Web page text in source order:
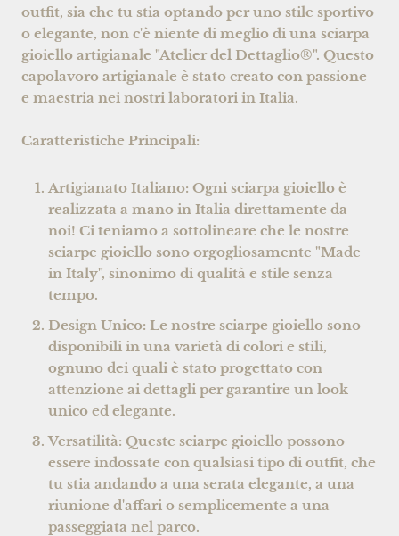
outfit, sia che tu stia optando per uno stile sportivo
o elegante, non c'è niente di meglio di una sciarpa
gioiello artigianale "Atelier del Dettaglio®". Questo
capolavoro artigianale è stato creato con passione
e maestria nei nostri laboratori in Italia.
Caratteristiche Principali:
Artigianato Italiano: Ogni sciarpa gioiello è
realizzata a mano in Italia direttamente da
noi! Ci teniamo a sottolineare che le nostre
sciarpe gioiello sono orgogliosamente "Made
in Italy", sinonimo di qualità e stile senza
tempo.
Design Unico: Le nostre sciarpe gioiello sono
disponibili in una varietà di colori e stili,
ognuno dei quali è stato progettato con
attenzione ai dettagli per garantire un look
unico ed elegante.
Versatilità: Queste sciarpe gioiello possono
essere indossate con qualsiasi tipo di outfit, che
tu stia andando a una serata elegante, a una
riunione d'affari o semplicemente a una
passeggiata nel parco.